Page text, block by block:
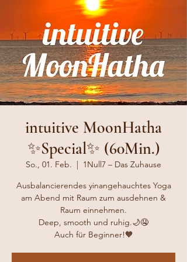
intuitive MoonHatha
✨Special✨ (60Min.)
So., 01. Feb.
  |
1Null7 – Das Zuhause
Ausbalancierendes yinangehauchtes Yoga
am Abend mit Raum zum ausdehnen &
Raum einnehmen.
Deep, smooth und ruhig.🌙🤤